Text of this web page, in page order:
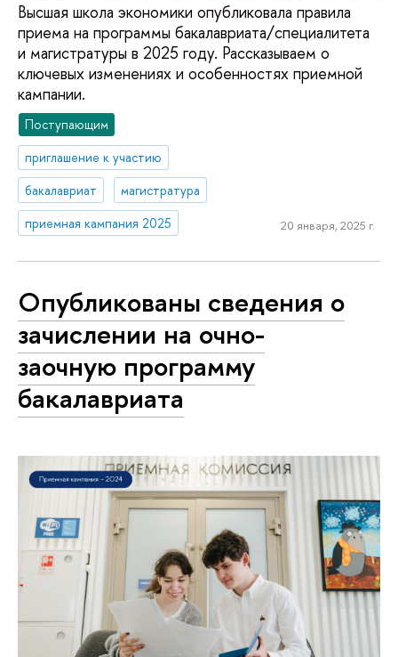
Высшая школа экономики опубликовала правила
приема на программы бакалавриата/специалитета
и магистратуры в 2025 году. Рассказываем о
ключевых изменениях и особенностях приемной
кампании.
Поступающим
приглашение к участию
бакалавриат
магистратура
приемная кампания 2025
20 января, 2025 г.
Опубликованы сведения о
зачислении на очно-
заочную программу
бакалавриата